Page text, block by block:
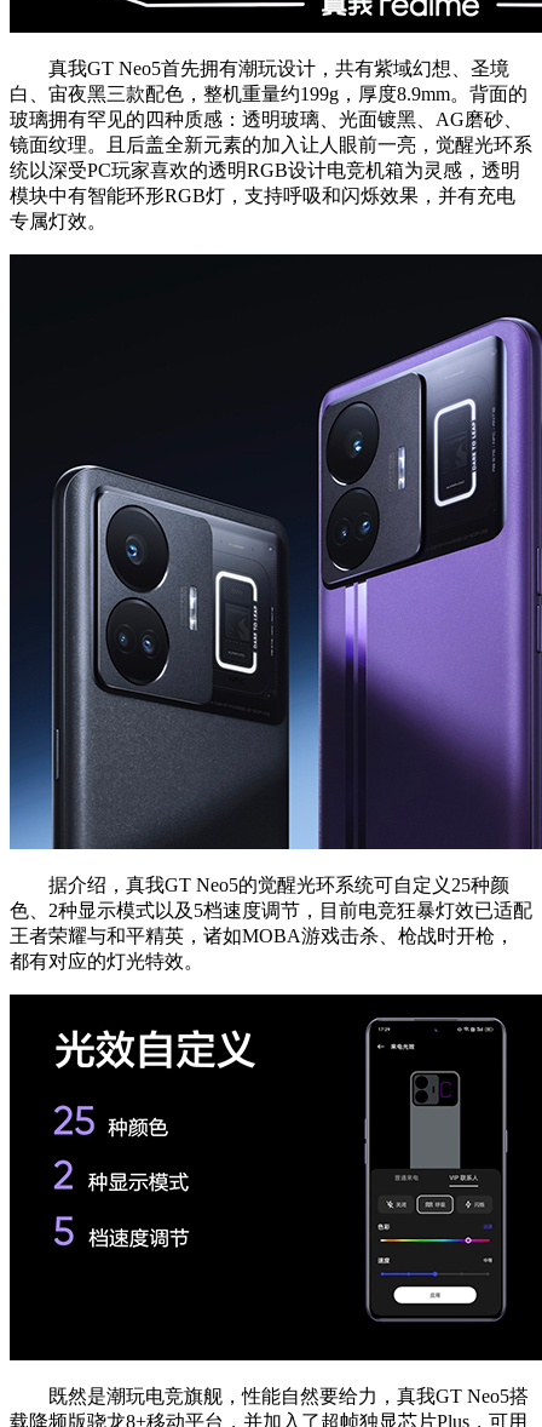
真我GT Neo5首先拥有潮玩设计，共有紫域幻想、圣境
白、宙夜黑三款配色，整机重量约199g，厚度8.9mm。背面的
玻璃拥有罕见的四种质感：透明玻璃、光面镀黑、AG磨砂、
镜面纹理。且后盖全新元素的加入让人眼前一亮，觉醒光环系
统以深受PC玩家喜欢的透明RGB设计电竞机箱为灵感，透明
模块中有智能环形RGB灯，支持呼吸和闪烁效果，并有充电
专属灯效。
据介绍，真我GT Neo5的觉醒光环系统可自定义25种颜
色、2种显示模式以及5档速度调节，目前电竞狂暴灯效已适配
王者荣耀与和平精英，诸如MOBA游戏击杀、枪战时开枪，
都有对应的灯光特效。
既然是潮玩电竞旗舰，性能自然要给力，真我GT Neo5搭
载降频版骁龙8+移动平台，并加入了超帧独显芯片Plus，可用